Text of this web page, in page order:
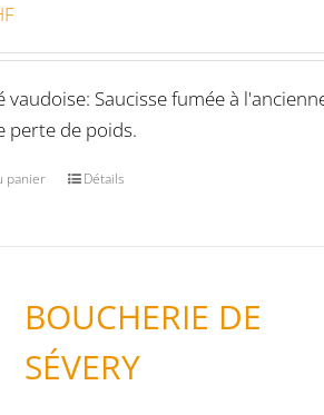
vaudoise: Saucisse fumée à
perte de poids.
panier Détails
BOUCHERIE DE
SÉVERY